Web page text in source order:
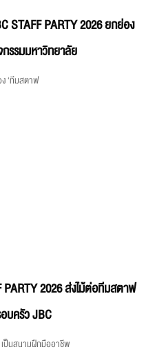
STAFF PARTY 2026 ยกย่อง
รรมมหาวิทยาลัย
‘ทีมสตาฟ
2026 ส่งไม้ต่อทีมสตาฟ
บครัว JBC
ป็นสนามฝึกมืออาชีพ